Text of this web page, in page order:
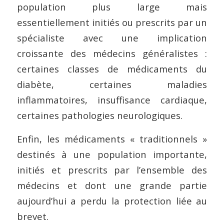
population plus large mais
essentiellement initiés ou prescrits par un
spécialiste avec une implication
croissante des médecins généralistes :
certaines classes de médicaments du
diabète, certaines maladies
inflammatoires, insuffisance cardiaque,
certaines pathologies neurologiques.
Enfin, les médicaments « traditionnels »
destinés à une population importante,
initiés et prescrits par l’ensemble des
médecins et dont une grande partie
aujourd’hui a perdu la protection liée au
brevet.